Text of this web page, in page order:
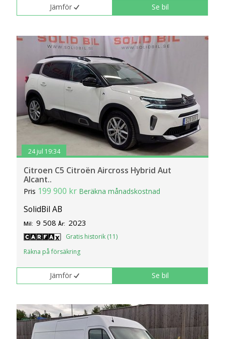
Jämför Se bil
24 jul 19:34
Citroen C5 Citroën Aircross Hybrid Aut
Alcant..
Pris 199 900 kr Beräkna månadskostnad
SolidBil AB
Mil: 9 508 År: 2023
Gratis historik (11)
Räkna på försäkring
Jämför Se bil